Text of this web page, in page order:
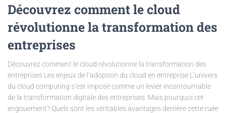
Découvrez comment le cloud
révolutionne la transformation des
entreprises
Découvrez comment le cloud révolutionne la transformation des
entreprises Les enjeux de l’adoption du cloud en entreprise L’univers
du cloud computing s’est imposé comme un levier incontournable
de la transformation digitale des entreprises. Mais pourquoi cet
engouement? Quels sont les véritables avantages derrière cette ruée